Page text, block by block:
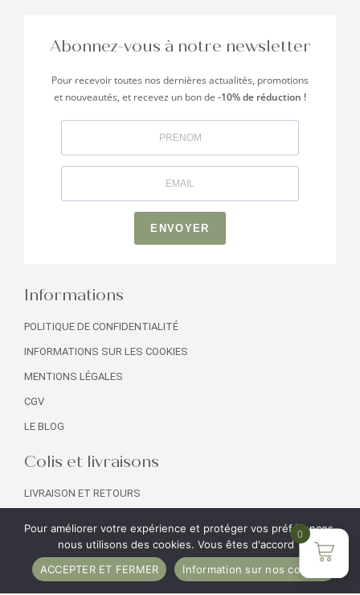
Informations
POLITIQUE DE CONFIDENTIALITÉ
INFORMATIONS SUR LES COOKIES
MENTIONS LÉGALES
CGV
LE BLOG
Colis et livraisons
LIVRAISON ET RETOURS
SERVICE CLIENT
PROFESSIONNELS
Abonnez-vous à notre newsletter
Pour recevoir toutes nos dernières actualités, promotions
et nouveautés, et recevez un bon de -10% de réduction !
ENVOYER
0
Pour améliorer votre expérience et protéger vos préférences,
nous utilisons des cookies. Vous êtes d'accord ?
ACCEPTER ET FERMER
Information sur nos cookies